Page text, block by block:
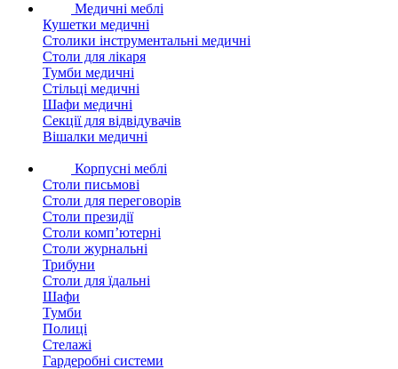
Медичні меблі
Кушетки медичні
Столики інструментальні медичні
Столи для лікаря
Тумби медичні
Стільці медичні
Шафи медичні
Секції для відвідувачів
Вішалки медичні
Корпусні меблі
Столи письмові
Столи для переговорів
Столи президії
Столи комп’ютерні
Столи журнальні
Трибуни
Столи для їдальні
Шафи
Тумби
Полиці
Стелажі
Гардеробні системи